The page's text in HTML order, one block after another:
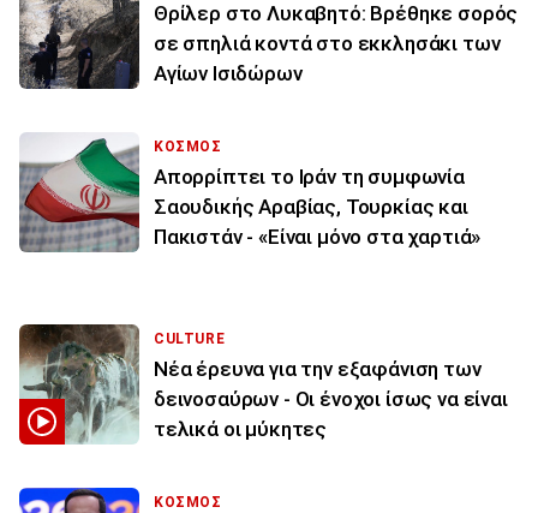
Θρίλερ στο Λυκαβητό: Βρέθηκε σορός
σε σπηλιά κοντά στο εκκλησάκι των
Αγίων Ισιδώρων
ΚΟΣΜΟΣ
Απορρίπτει το Ιράν τη συμφωνία
Σαουδικής Αραβίας, Τουρκίας και
Πακιστάν - «Είναι μόνο στα χαρτιά»
CULTURE
Νέα έρευνα για την εξαφάνιση των
δεινοσαύρων - Οι ένοχοι ίσως να είναι
τελικά οι μύκητες
ΚΟΣΜΟΣ